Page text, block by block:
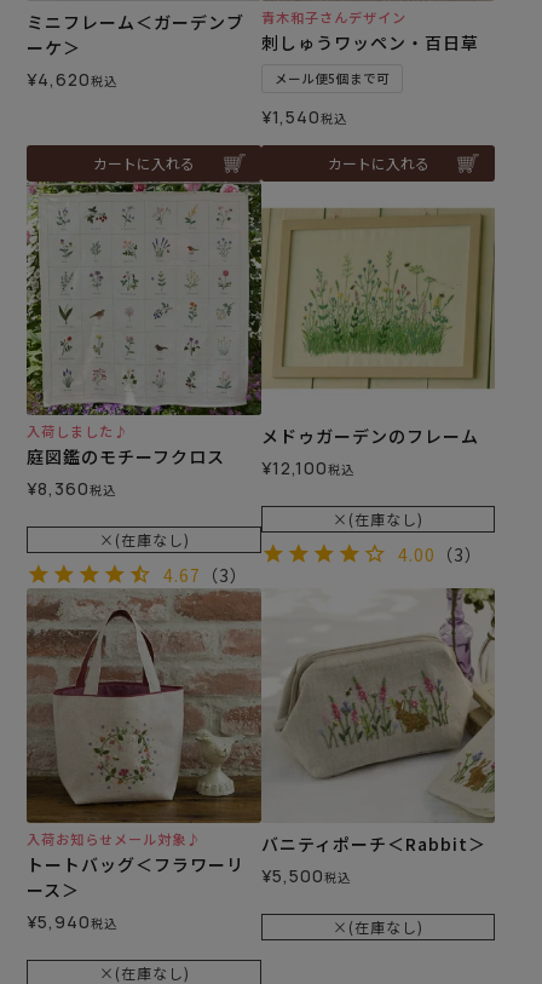
ミニフレーム＜ガーデンブ
ーケ＞
¥4,620税込
カートに入れる
青木和子さんデザイン
刺しゅうワッペン・百日草
メール便5個まで可
¥1,540税込
カートに入れる
入荷しました♪
庭図鑑のモチーフクロス
¥8,360税込
×(在庫なし)
4.67 （3）
メドゥガーデンのフレーム
¥12,100税込
×(在庫なし)
4.00 （3）
入荷お知らせメール対象♪
トートバッグ＜フラワーリ
ース＞
¥5,940税込
×(在庫なし)
バニティポーチ＜Rabbit＞
¥5,500税込
×(在庫なし)